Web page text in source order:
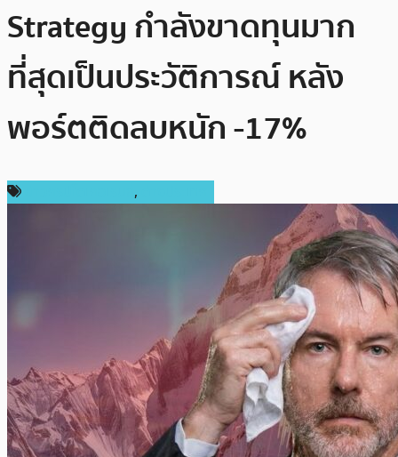
Strategy กำลังขาดทุนมาก
ที่สุดเป็นประวัติการณ์ หลัง
พอร์ตติดลบหนัก -17%
,